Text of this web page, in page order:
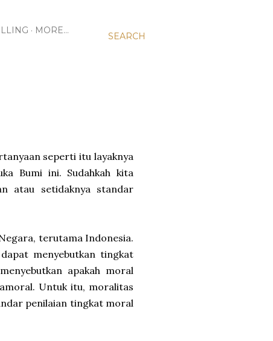
SEARCH
MORE…
seperti itu layaknya
Bumi ini. Sudahkah kita
atau setidaknya standar
terutama Indonesia.
menyebutkan tingkat
apakah moral
Untuk itu, moralitas
penilaian tingkat moral